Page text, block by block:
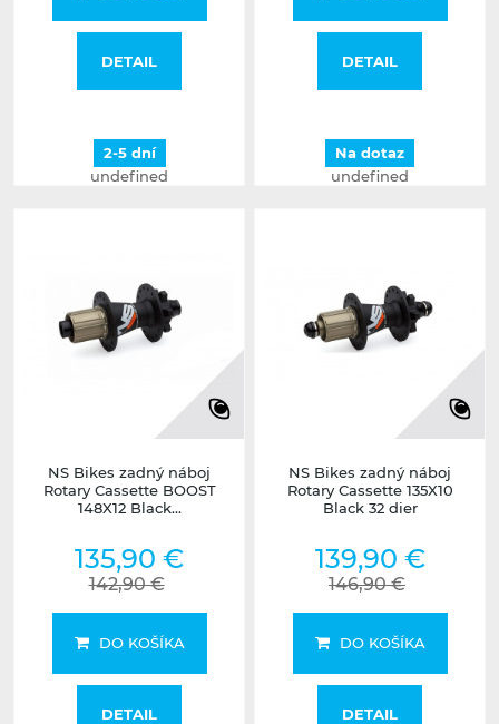
DETAIL
2-5 dní
undefined
DETAIL
Na dotaz
undefined
NS Bikes zadný náboj
Rotary Cassette BOOST
148X12 Black...
135,90 €
142,90 €
DO KOŠÍKA
DETAIL
NS Bikes zadný náboj
Rotary Cassette 135X10
Black 32 dier
139,90 €
146,90 €
DO KOŠÍKA
DETAIL